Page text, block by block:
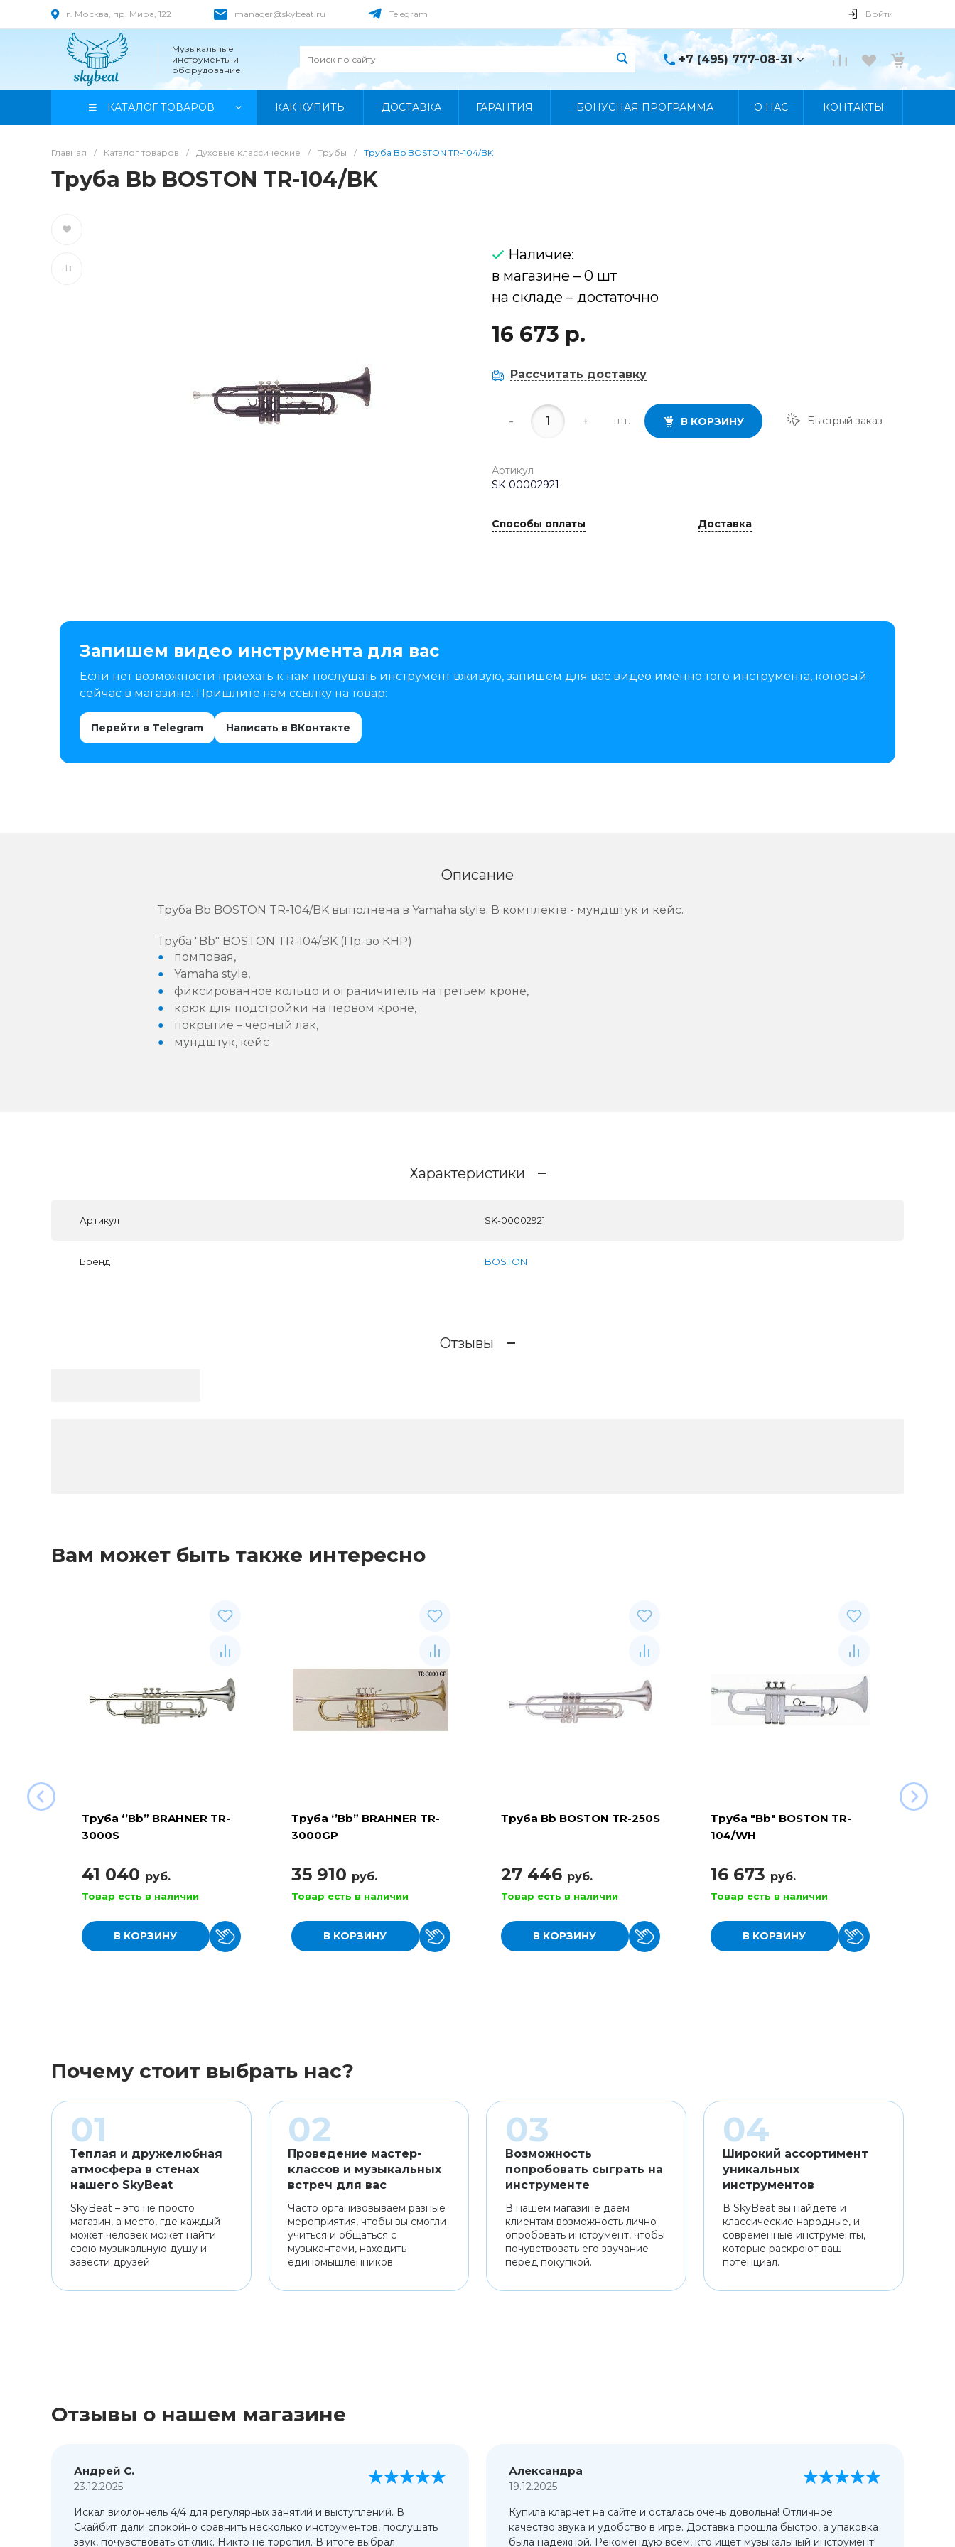
г. Москва, пр. Мира, 122 manager@skybeat.ru Telegram Войти
Музыкальные
инструменты и
оборудование
+7 (495) 777-08-31
+7 (495) 777-08-31
КАТАЛОГ ТОВАРОВ КАК КУПИТЬ ДОСТАВКА ГАРАНТИЯ БОНУСНАЯ ПРОГРАММА О НАС КОНТАКТЫ
Главная / Каталог товаров / Духовые классические / Трубы / Труба Bb BOSTON TR-104/BK
Труба Bb BOSTON TR-104/BK
Наличие:
в магазине – 0 шт
на складе – достаточно
16 673 р.
Рассчитать доставку
- + шт. В КОРЗИНУ Быстрый заказ
Артикул
SK-00002921
Способы оплаты Доставка
Запишем видео инструмента для вас
Если нет возможности приехать к нам послушать инструмент вживую, запишем для вас видео именно того инструмента, который
сейчас в магазине. Пришлите нам ссылку на товар:
Перейти в Telegram Написать в ВКонтакте
Описание
Труба Bb BOSTON TR-104/BK выполнена в Yamaha style. В комплекте - мундштук и кейс.
Труба "Bb" BOSTON TR-104/BK (Пр-во КНР)
помповая,
Yamaha style,
фиксированное кольцо и ограничитель на третьем кроне,
крюк для подстройки на первом кроне,
покрытие – черный лак,
мундштук, кейс
Характеристики
Артикул SK-00002921
Бренд BOSTON
Отзывы
Вам может быть также интересно
Труба ‘’Bb” BRAHNER TR-
3000S
41 040 руб.
Товар есть в наличии
В КОРЗИНУ
Труба ‘’Bb” BRAHNER TR-
3000GP
35 910 руб.
Товар есть в наличии
В КОРЗИНУ
Труба Bb BOSTON TR-250S
27 446 руб.
Товар есть в наличии
В КОРЗИНУ
Труба "Bb" BOSTON TR-
104/WH
16 673 руб.
Товар есть в наличии
В КОРЗИНУ
Почему стоит выбрать нас?
Теплая и дружелюбная
атмосфера в стенах
нашего SkyBeat
SkyBeat – это не просто
магазин, а место, где каждый
может человек может найти
свою музыкальную душу и
завести друзей.
Проведение мастер-
классов и музыкальных
встреч для вас
Часто организовываем разные
мероприятия, чтобы вы смогли
учиться и общаться с
музыкантами, находить
единомышленников.
Возможность
попробовать сыграть на
инструменте
В нашем магазине даем
клиентам возможность лично
опробовать инструмент, чтобы
почувствовать его звучание
перед покупкой.
Широкий ассортимент
уникальных
инструментов
В SkyBeat вы найдете и
классические народные, и
современные инструменты,
которые раскроют ваш
потенциал.
Отзывы о нашем магазине
Андрей С.
23.12.2025
Искал виолончель 4/4 для регулярных занятий и выступлений. В
Скайбит дали спокойно сравнить несколько инструментов, послушать
звук, почувствовать отклик. Никто не торопил. В итоге выбрал
Александра
19.12.2025
Купила кларнет на сайте и осталась очень довольна! Отличное
качество звука и удобство в игре. Доставка прошла быстро, а упаковка
была надёжной. Рекомендую всем, кто ищет музыкальный инструмент!